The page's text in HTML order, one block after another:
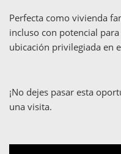
Perfecta como vivienda
incluso con potencial
ubicación privilegiada en
¡No dejes pasar esta
una visita.